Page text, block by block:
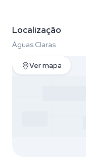
Localização
Águas Claras
Ver mapa